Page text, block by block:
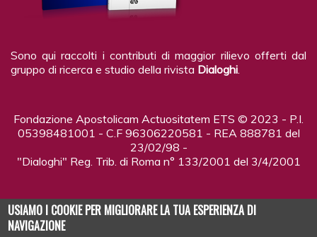
Sono qui raccolti i contributi di maggior rilievo offerti dal
gruppo di ricerca e studio della rivista Dialoghi
Fondazione Apostolicam Actuositatem ETS © 2023 - P.I.
05398481001 - C.F 96306220581 - REA 888781 del
23/02/98 -
"Dialoghi" Reg. Trib. di Roma n° 133/2001 del 3/4/2001
USIAMO I COOKIE PER MIGLIORARE LA TUA ESPERIENZA DI
NAVIGAZIONE